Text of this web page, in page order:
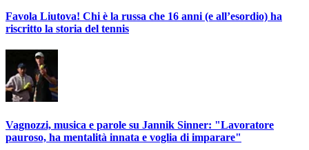
Favola Liutova! Chi è la russa che 16 anni (e all’esordio) ha
riscritto la storia del tennis
Vagnozzi, musica e parole su Jannik Sinner: "Lavoratore
pauroso, ha mentalità innata e voglia di imparare"